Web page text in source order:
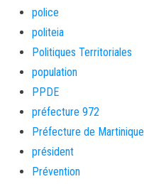
police
politeia
Politiques Territoriales
population
PPDE
préfecture 972
Préfecture de Martinique
président
Prévention